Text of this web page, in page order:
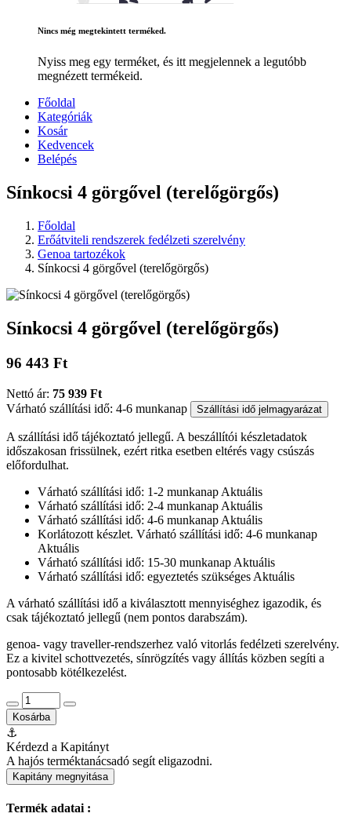
Nincs még megtekintett terméked.
Nyiss meg egy terméket, és itt megjelennek a legutóbb
megnézett termékeid.
Főoldal
Kategóriák
Kosár
Kedvencek
Belépés
Sínkocsi 4 görgővel (terelőgörgős)
Főoldal
Erőátviteli rendszerek fedélzeti szerelvény
Genoa tartozékok
Sínkocsi 4 görgővel (terelőgörgős)
Sínkocsi 4 görgővel (terelőgörgős)
96 443 Ft
Nettó ár: 75 939 Ft
Várható szállítási idő: 4-6 munkanap
Szállítási idő jelmagyarázat
A szállítási idő tájékoztató jellegű. A beszállítói készletadatok
időszakosan frissülnek, ezért ritka esetben eltérés vagy csúszás
előfordulhat.
Várható szállítási idő: 1-2 munkanap Aktuális
Várható szállítási idő: 2-4 munkanap Aktuális
Várható szállítási idő: 4-6 munkanap Aktuális
Korlátozott készlet. Várható szállítási idő: 4-6 munkanap
Aktuális
Várható szállítási idő: 15-30 munkanap Aktuális
Várható szállítási idő: egyeztetés szükséges Aktuális
A várható szállítási idő a kiválasztott mennyiséghez igazodik, és
csak tájékoztató jellegű (nem pontos darabszám).
genoa- vagy traveller-rendszerhez való vitorlás fedélzeti szerelvény.
Ez a kivitel schottvezetés, sínrögzítés vagy állítás közben segíti a
pontosabb kötélkezelést.
Kosárba
⚓
Kérdezd a Kapitányt
A hajós terméktanácsadó segít eligazodni.
Kapitány megnyitása
Termék adatai :